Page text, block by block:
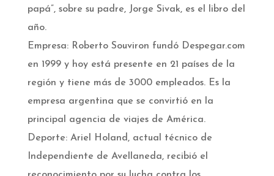
papá”, sobre su padre, Jorge Sivak, es el libro del
año.
Empresa: Roberto Souviron fundó Despegar.com
en 1999 y hoy está presente en 21 países de la
región y tiene más de 3000 empleados. Es la
empresa argentina que se convirtió en la
principal agencia de viajes de América.
Deporte: Ariel Holand, actual técnico de
Independiente de Avellaneda, recibió el